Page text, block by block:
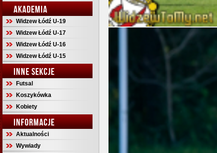
AKADEMIA
Widzew Łódź U-19
Widzew Łódź U-17
Widzew Łódź U-16
Widzew Łódź U-15
INNE SEKCJE
Futsal
Koszykówka
Kobiety
INFORMACJE
Aktualności
Wywiady